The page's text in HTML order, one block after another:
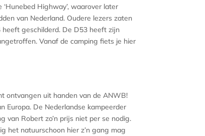
Highway’, waarover later
van Nederland. Oudere lezers zaten
geschilderd. De D53 heeft zijn
Vanaf de camping fiets je hier
ontvangen uit handen van de ANWB!
Europa. De Nederlandse kampeerder
van Robert zo’n prijs niet per se nodig.
het natuurschoon hier z’n gang mag